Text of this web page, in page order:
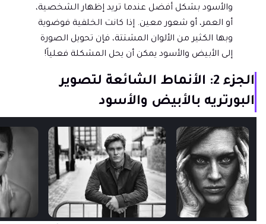
والأسود بشكل أفضل عندما تريد إظهار الشخصية،
أو العمر، أو شعور معين. إذا كانت الخلفية فوضوية
وبها الكثير من الألوان المشتتة، فإن تحويل الصورة
إلى الأبيض والأسود يمكن أن يحل المشكلة فعلياً!
الجزء 2: الأنماط الشائعة لتصوير
البورتريه بالأبيض والأسود